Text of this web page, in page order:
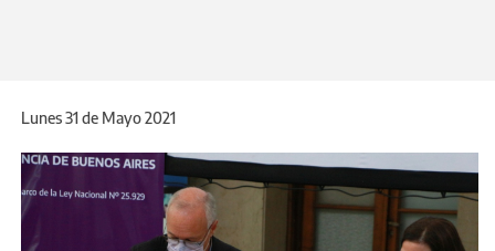
Lunes 31 de Mayo 2021